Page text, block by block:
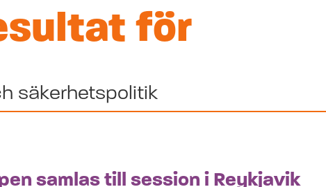
förUtrikes-
samlas till session i Reykjavik